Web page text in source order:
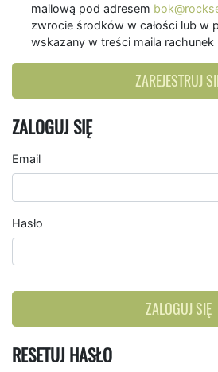
mailową pod adresem
zwrocie środków w całości lub w
wskazany w treści maila rachunek
ZAREJESTRUJ
ZALOGUJ SIĘ
Email
Hasło
ZALOGUJ SIĘ
RESETUJ HASŁO